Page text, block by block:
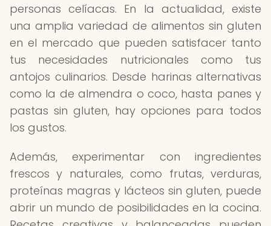
personas celíacas. En la actualidad, existe
una amplia variedad de alimentos sin gluten
en el mercado que pueden satisfacer tanto
tus necesidades nutricionales como tus
antojos culinarios. Desde harinas alternativas
como la de almendra o coco, hasta panes y
pastas sin gluten, hay opciones para todos
los gustos.
Además, experimentar con ingredientes
frescos y naturales, como frutas, verduras,
proteínas magras y lácteos sin gluten, puede
abrir un mundo de posibilidades en la cocina.